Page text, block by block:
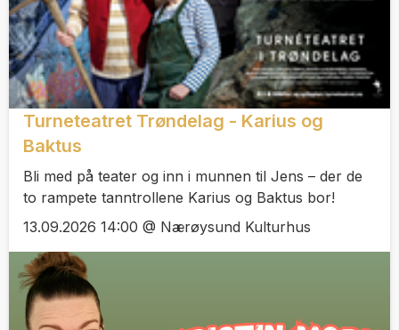
Turneteatret Trøndelag - Karius og
Baktus
Bli med på teater og inn i munnen til Jens – der de
to rampete tanntrollene Karius og Baktus bor!
13.09.2026 14:00 @ Nærøysund Kulturhus